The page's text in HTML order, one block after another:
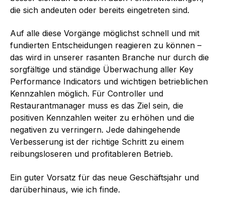
die sich andeuten oder bereits eingetreten sind.
Auf alle diese Vorgänge möglichst schnell und mit
fundierten Entscheidungen reagieren zu können –
das wird in unserer rasanten Branche nur durch die
sorgfältige und ständige Überwachung aller Key
Performance Indicators und wichtigen betrieblichen
Kennzahlen möglich. Für Controller und
Restaurantmanager muss es das Ziel sein, die
positiven Kennzahlen weiter zu erhöhen und die
negativen zu verringern. Jede dahingehende
Verbesserung ist der richtige Schritt zu einem
reibungsloseren und profitableren Betrieb.
Ein guter Vorsatz für das neue Geschäftsjahr und
darüberhinaus, wie ich finde.